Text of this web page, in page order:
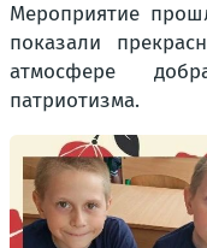
Мероприятие
показали
атмосфере
патриотизма.